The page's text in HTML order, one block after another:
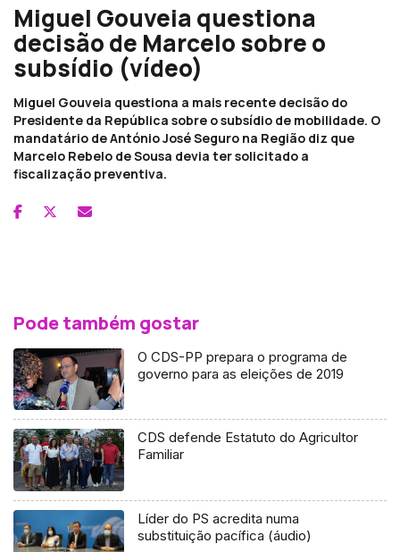
Miguel Gouveia questiona
decisão de Marcelo sobre o
subsídio (vídeo)
Miguel Gouveia questiona a mais recente decisão do
Presidente da República sobre o subsídio de mobilidade. O
mandatário de António José Seguro na Região diz que
Marcelo Rebelo de Sousa devia ter solicitado a
fiscalização preventiva.
Pode também gostar
O CDS-PP prepara o programa de
governo para as eleições de 2019
CDS defende Estatuto do Agricultor
Familiar
Líder do PS acredita numa
substituição pacífica (áudio)